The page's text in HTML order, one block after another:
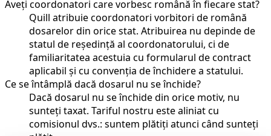
Aveți coordonatori care vorbesc română în fiecare stat?
Quill atribuie coordonatori vorbitori de română
dosarelor din orice stat. Atribuirea nu depinde de
statul de reședință al coordonatorului, ci de
familiaritatea acestuia cu formularul de contract
aplicabil și cu convenția de închidere a statului.
Ce se întâmplă dacă dosarul nu se închide?
Dacă dosarul nu se închide din orice motiv, nu
sunteți taxat. Tariful nostru este aliniat cu
comisionul dvs.: suntem plătiți atunci când sunteți